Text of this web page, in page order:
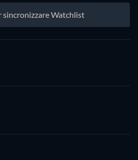
sincronizzare Watchlist